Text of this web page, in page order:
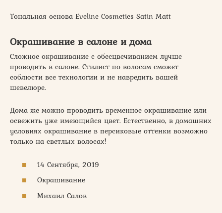
Тональная основа Eveline Cosmetics Satin Matt
Окрашивание в салоне и дома
Сложное окрашивание с обесцвечиванием лучше
проводить в салоне. Стилист по волосам сможет
соблюсти все технологии и не навредить вашей
шевелюре.
Дома же можно проводить временное окрашивание или
освежить уже имеющийся цвет. Естественно, в домашних
условиях окрашивание в персиковые оттенки возможно
только на светлых волосах!
14 Сентября, 2019
Окрашивание
Михаил Салов